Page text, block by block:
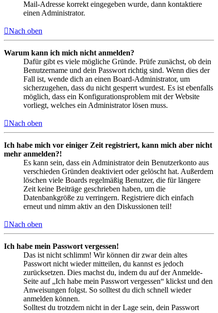
Mail-Adresse korrekt eingegeben wurde, dann kontaktiere
einen Administrator.
Nach oben
Warum kann ich mich nicht anmelden?
Dafür gibt es viele mögliche Gründe. Prüfe zunächst, ob dein
Benutzername und dein Passwort richtig sind. Wenn dies der
Fall ist, wende dich an einen Board-Administrator, um
sicherzugehen, dass du nicht gesperrt wurdest. Es ist ebenfalls
möglich, dass ein Konfigurationsproblem mit der Website
vorliegt, welches ein Administrator lösen muss.
Nach oben
Ich habe mich vor einiger Zeit registriert, kann mich aber nicht
mehr anmelden?!
Es kann sein, dass ein Administrator dein Benutzerkonto aus
verschieden Gründen deaktiviert oder gelöscht hat. Außerdem
löschen viele Boards regelmäßig Benutzer, die für längere
Zeit keine Beiträge geschrieben haben, um die
Datenbankgröße zu verringern. Registriere dich einfach
erneut und nimm aktiv an den Diskussionen teil!
Nach oben
Ich habe mein Passwort vergessen!
Das ist nicht schlimm! Wir können dir zwar dein altes
Passwort nicht wieder mitteilen, du kannst es jedoch
zurücksetzen. Dies machst du, indem du auf der Anmelde-
Seite auf „Ich habe mein Passwort vergessen“ klickst und den
Anweisungen folgst. So solltest du dich schnell wieder
anmelden können.
Solltest du trotzdem nicht in der Lage sein, dein Passwort